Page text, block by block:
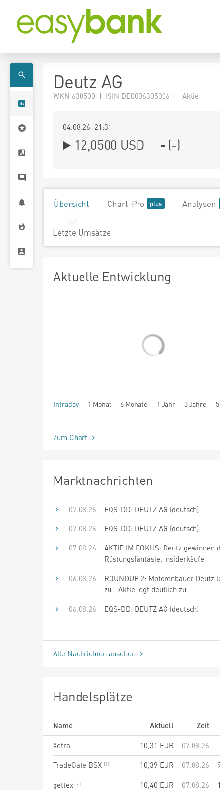
Deutz AG
WKN 630500 | ISIN DE0006305006 | Aktie
04.08.26 21:31
12,0500 USD - (-)
Übersicht Chart-Pro Analysen
Letzte Umsätze
Aktuelle Entwicklung
Intraday 1 Monat 6 Monate 1 Jahr 3 Jahre
seit Beginn
Zum Chart
Marktnachrichten
07.08.26
EQS-DD: DEUTZ AG (deutsch)
07.08.26
EQS-DD: DEUTZ AG (deutsch)
07.08.26
AKTIE IM FOKUS: Deutz gewinnen
Rüstungsfantasie, Insiderkäufe
06.08.26
ROUNDUP 2: Motorenbauer Deutz
zu - Aktie legt deutlich zu
06.08.26
EQS-DD: DEUTZ AG (deutsch)
Alle Nachrichten ansehen
Handelsplätze
Name Aktuell
Zeit
Xetra
10,31 EUR
07.08.26
TradeGate BSX
10,39 EUR 07.08.26
gettex
10,40 EUR 07.08.26